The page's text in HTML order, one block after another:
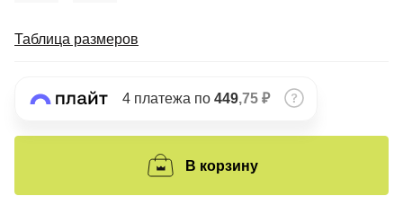
Таблица размеров
4 платежа по 449,75 ₽
В корзину
8 800 302-02-51
plait.ru